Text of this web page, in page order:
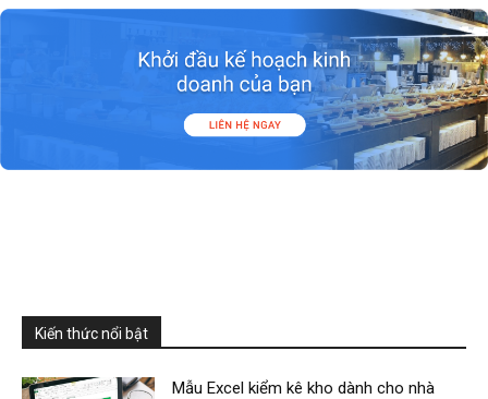
Kiến thức nổi bật
Mẫu Excel kiểm kê kho dành cho nhà